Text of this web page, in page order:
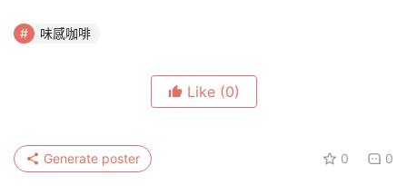
味感咖啡
Like (0)
0 0
Generate poster